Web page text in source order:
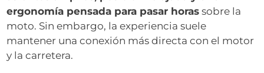
ergonomía pensada para pasar horas sobre la
moto. Sin embargo, la experiencia suele
mantener una conexión más directa con el motor
y la carretera.